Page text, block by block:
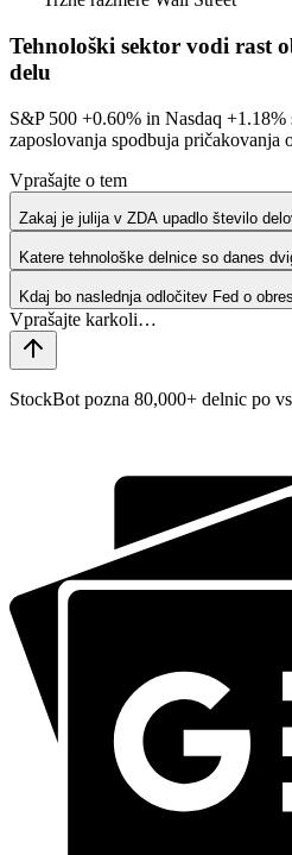
Tehnološki sektor vodi rast
delu
S&P 500 +0.60% in Nasdaq +1.18%
zaposlovanja spodbuja pričakovanja
Vprašajte o tem
Zakaj je julija v ZDA upadlo število
Katere tehnološke delnice so danes
Kdaj bo naslednja odločitev Fed o
StockBot pozna 80,000+ delnic po